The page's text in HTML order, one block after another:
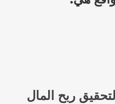
لتحقيق ربح المال